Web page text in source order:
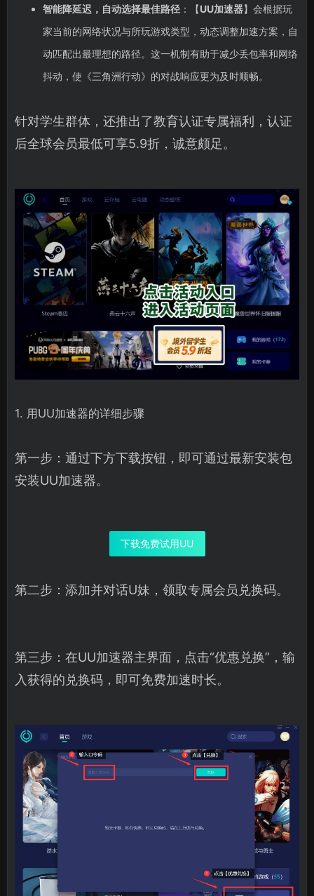
智能降延迟，自动选择最佳路径：【UU加速器】会根据玩
家当前的网络状况与所玩游戏类型，动态调整加速方案，自
动匹配出最理想的路径。这一机制有助于减少丢包率和网络
抖动，使《三角洲行动》的对战响应更为及时顺畅。
针对学生群体，还推出了教育认证专属福利，认证
后全球会员最低可享5.9折，诚意颇足。
1. 用UU加速器的详细步骤
第一步：通过下方下载按钮，即可通过最新安装包
安装UU加速器。
下载免费试用UU
第二步：添加并对话U妹，领取专属会员兑换码。
第三步：在UU加速器主界面，点击“优惠兑换”，输
入获得的兑换码，即可免费加速时长。